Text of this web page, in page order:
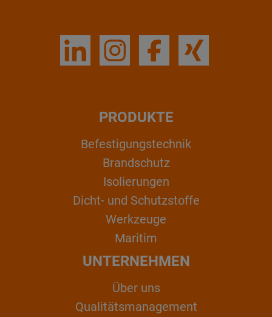
PRODUKTE
Befestigungstechnik
Brandschutz
Isolierungen
Dicht- und Schutzstoffe
Werkzeuge
Maritim
UNTERNEHMEN
Über uns
Qualitätsmanagement